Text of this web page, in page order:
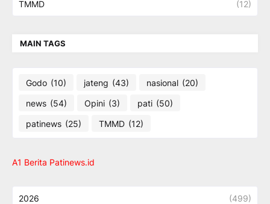
TMMD (12)
MAIN TAGS
Godo (10) jateng (43) nasional (20)
news (54) Opini (3) pati (50)
patinews (25) TMMD (12)
A1 Berita Patinews.id
2026 (499)